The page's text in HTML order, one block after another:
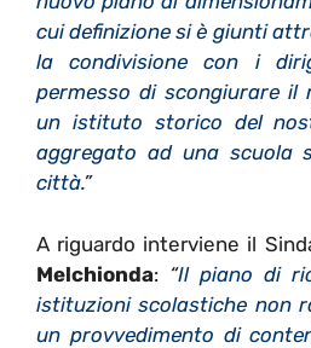
cui definizione si è giunti
la condivisione con i
permesso di scongiurare il
un istituto storico del
aggregato ad una scuola
città.”
A riguardo interviene il
Melchionda: “Il piano di
istituzioni scolastiche non
un provvedimento di